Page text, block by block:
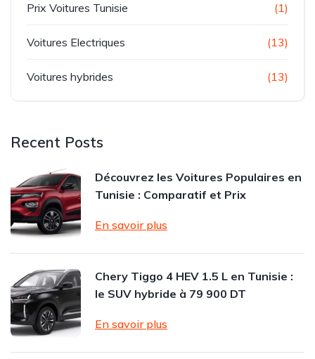
Prix Voitures Tunisie (1)
Voitures Electriques (13)
Voitures hybrides (13)
Recent Posts
Découvrez les Voitures Populaires en
Tunisie : Comparatif et Prix
En savoir plus
Chery Tiggo 4 HEV 1.5 L en Tunisie :
le SUV hybride à 79 900 DT
En savoir plus